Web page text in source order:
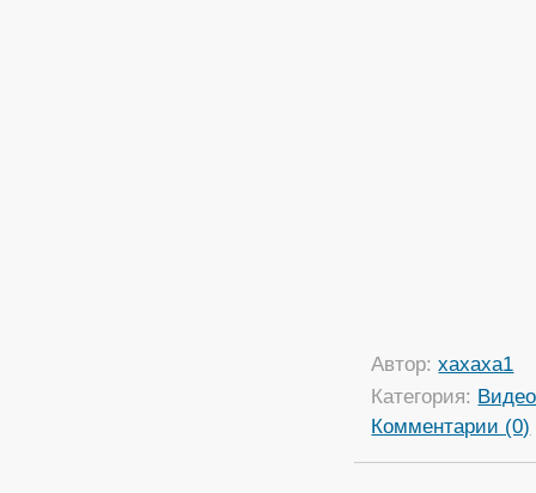
Автор:xaxaxa1
Категория: Видео
Комментарии (0)